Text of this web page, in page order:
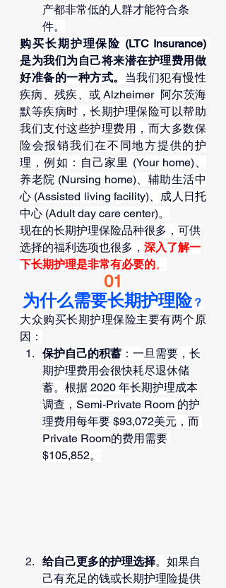
产都非常低的人群才能符合条
件。
购买长期护理保险 (LTC Insurance)
是为我们为自己将来潜在护理费用做
好准备的一种方式。 当我们犯有慢性
疾病、残疾、或 Alzheimer  阿尔茨海
默等疾病时，长期护理保险可以帮助
我们支付这些护理费用，而大多数保
险会报销我们在不同地方提供的护
理，例如：自己家里 (Your home)、
养老院 (Nursing home)、辅助生活中
心 (Assisted living facility)、成人日托
中心 (Adult day care center)。
现在的长期护理保险品种很多，可供
选择的福利选项也很多， 深入了解一
下长期护理是非常有必要的。
01
为什么需要长期护理险 ？
大众购买长期护理保险主要有两个原
因：
保护自己的积蓄 ：一旦需要，长
期护理费用会很快耗尽退休储
蓄。根据 2020 年长期护理成本
调查，Semi-Private Room 的护
理费用每年要 $93,072美元，而
Private Room的费用需要
$105,852。
给自己更多的护理选择。如果自
己有充足的钱或长期护理险提供